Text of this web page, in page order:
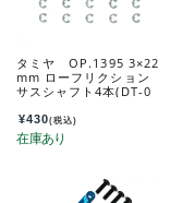
タミヤ OP.1395 3×22
mm ローフリクション
サスシャフト4本(DT-0
¥430(税込)